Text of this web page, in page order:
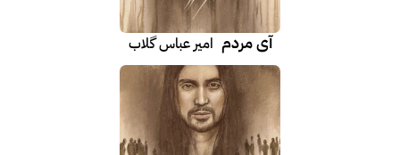
آی مردم امیر عباس گلاب